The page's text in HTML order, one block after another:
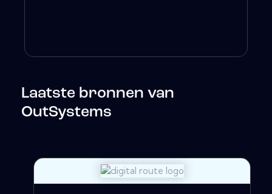
Laatste bronnen van
OutSystems